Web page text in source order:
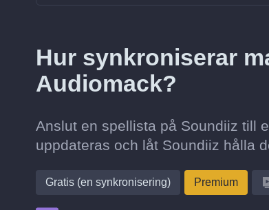
Hur synkroniserar
Audiomack?
Anslut en spellista på Soundiiz till
uppdateras och låt Soundiiz hålla
Gratis (en synkronisering) Premium